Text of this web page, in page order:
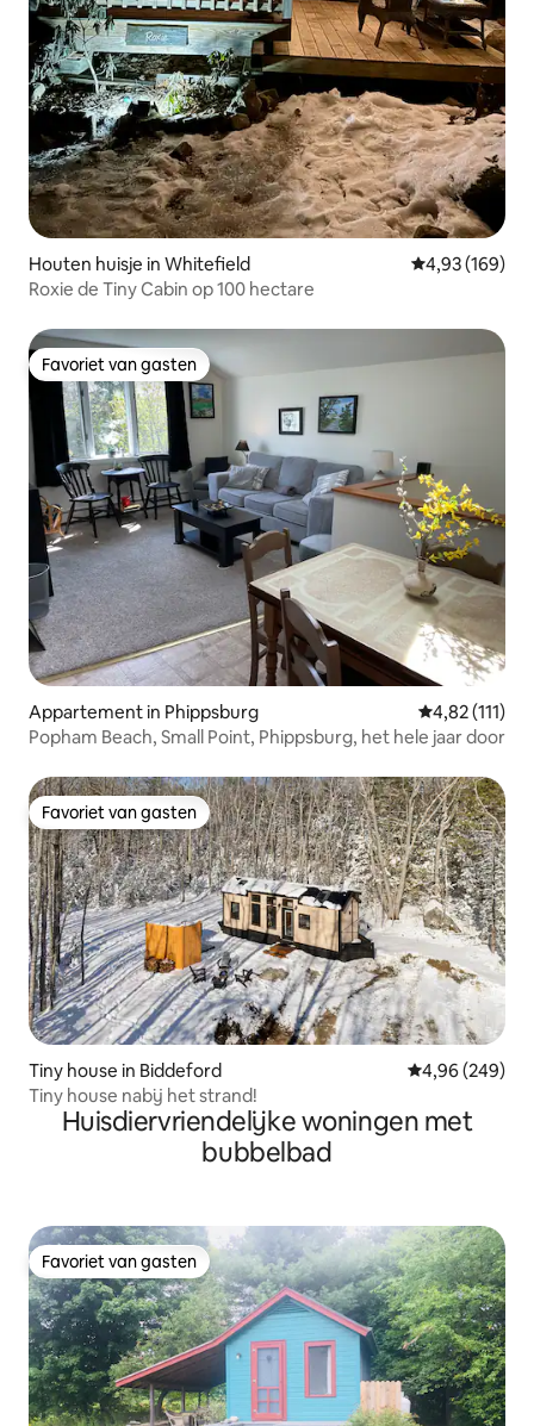
Houten huisje in Whitefield Gemiddelde
4,93 (169)
Roxie de Tiny Cabin op 100 hectare
Favoriet van gasten
Favoriet van gasten
Appartement in Phippsburg Gemiddelde
4,82 (111)
Popham Beach, Small Point, Phippsburg, het hele jaar door
Favoriet van gasten
Favoriet van gasten
Tiny house in Biddeford Gemiddelde
4,96 (249)
Tiny house nabij het strand!
Huisdiervriendelijke woningen met
bubbelbad
Favoriet van gasten
Favoriet van gasten